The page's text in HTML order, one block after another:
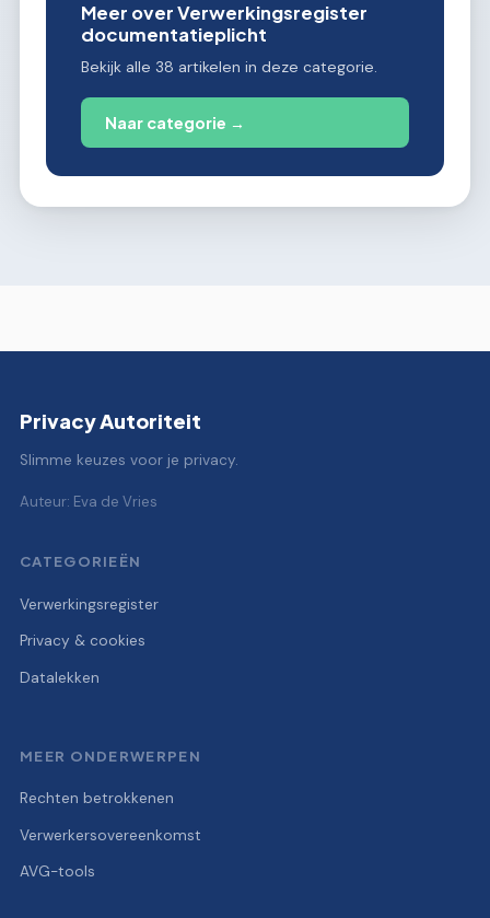
Meer over Verwerkingsregister
documentatieplicht
Bekijk alle 38 artikelen in deze categorie.
Naar categorie →
Privacy Autoriteit
Slimme keuzes voor je privacy.
Auteur: Eva de Vries
CATEGORIEËN
Verwerkingsregister
Privacy & cookies
Datalekken
MEER ONDERWERPEN
Rechten betrokkenen
Verwerkersovereenkomst
AVG-tools